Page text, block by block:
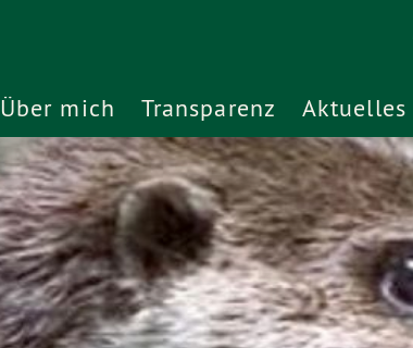
Über mich Transparenz Aktuelles